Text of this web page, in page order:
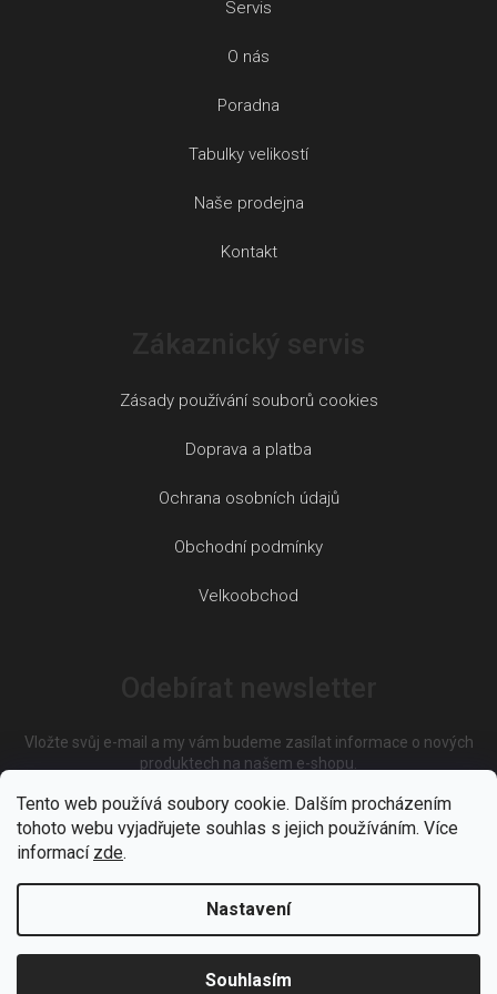
Tento web používá soubory cookie. Dalším procházením
tohoto webu vyjadřujete souhlas s jejich používáním. Více
informací zde.
Nastavení
Souhlasím
Servis
O nás
Poradna
Tabulky velikostí
Naše prodejna
Kontakt
Zásady používání souborů cookies
Doprava a platba
Ochrana osobních údajů
Obchodní podmínky
Velkoobchod
Vložte svůj e-mail a my vám budeme zasílat informace o nových
produktech na našem e-shopu.
E-mail
Vložením e-mailu souhlasíte spodmínkami ochrany osobních
údajů
PŘIHLÁSIT SE